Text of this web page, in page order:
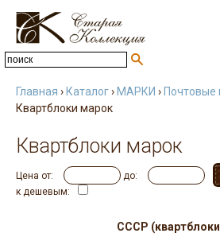
Главная › Каталог› МАРКИ › Почтовые
Квартблоки марок
Квартблоки марок
Цена от: до:
к дешевым:
СССР